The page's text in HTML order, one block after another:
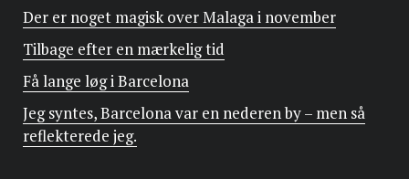
Der er noget magisk over Malaga i november
Tilbage efter en mærkelig tid
Få lange løg i Barcelona
Jeg syntes, Barcelona var en nederen by – men så
reflekterede jeg.